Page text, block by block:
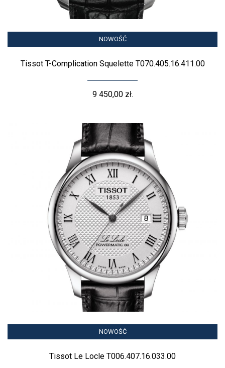
NOWOŚĆ
Tissot T-Complication Squelette T070.405.16.411.00
9 450,00 zł.
NOWOŚĆ
Tissot Le Locle T006.407.16.033.00